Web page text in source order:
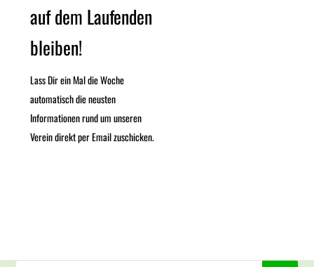
auf dem Laufenden
bleiben!
Lass Dir ein Mal die Woche
automatisch die neusten
Informationen rund um unseren
Verein direkt per Email zuschicken.